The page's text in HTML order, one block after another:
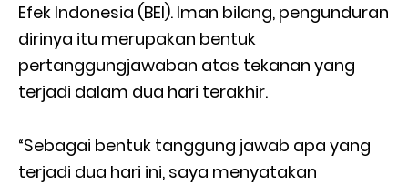
Efek Indonesia (BEI). Iman bilang, pengunduran
dirinya itu merupakan bentuk
pertanggungjawaban atas tekanan yang
terjadi dalam dua hari terakhir.
“Sebagai bentuk tanggung jawab apa yang
terjadi dua hari ini, saya menyatakan